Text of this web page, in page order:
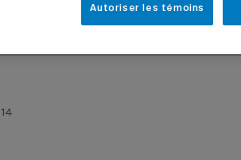
Autoriser les témoins